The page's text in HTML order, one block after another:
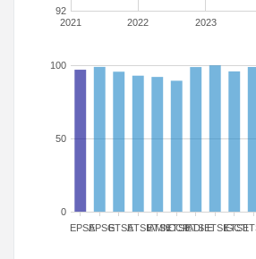
2021 2022 2023
92
EPSAEPSGETSAETSIAMN
ETSICCP
ETSIADI
ETSIEETSIGCT
ETSII
0
50
100